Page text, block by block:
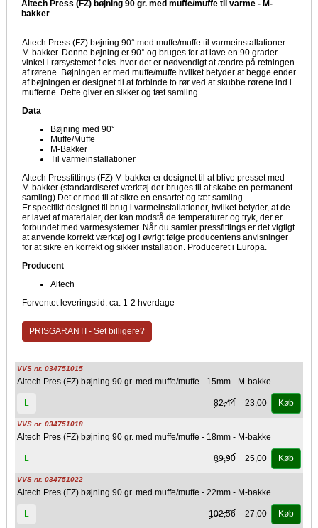
Altech Press (FZ) bøjning 90 gr. med muffe/muffe til varme - M-
bakker
Altech Press (FZ) bøjning 90° med muffe/muffe til varmeinstallationer.
M-bakker. Denne bøjning er 90° og bruges for at lave en 90 grader
vinkel i rørsystemet f.eks. hvor det er nødvendigt at ændre på retningen
af rørene. Bøjningen er med muffe/muffe hvilket betyder at begge ender
af bøjningen er designet til at forbinde to rør ved at skubbe rørene ind i
mufferne. Dette giver en sikker og tæt samling.
Data
Bøjning med 90°
Muffe/Muffe
M-Bakker
Til varmeinstallationer
Altech Pressfittings (FZ) M-bakker er designet til at blive presset med
M-bakker (standardiseret værktøj der bruges til at skabe en permanent
samling) Det er med til at sikre en ensartet og tæt samling.
Er specifikt designet til brug i varmeinstallationer, hvilket betyder, at de
er lavet af materialer, der kan modstå de temperaturer og tryk, der er
forbundet med varmesystemer. Når du samler pressfittings er det vigtigt
at anvende korrekt værktøj og i øvrigt følge producentens anvisninger
for at sikre en korrekt og sikker installation. Produceret i Europa.
Producent
Altech
Forventet leveringstid: ca. 1-2 hverdage
PRISGARANTI - Set billigere?
VVS nr. 034751015
Altech Pres (FZ) bøjning 90 gr. med muffe/muffe - 15mm - M-bakke
L 82,44 23,00 Køb
VVS nr. 034751018
Altech Pres (FZ) bøjning 90 gr. med muffe/muffe - 18mm - M-bakke
L 89,90 25,00 Køb
VVS nr. 034751022
Altech Pres (FZ) bøjning 90 gr. med muffe/muffe - 22mm - M-bakke
L 102,56 27,00 Køb